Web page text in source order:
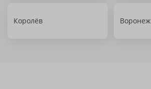
Королёв Воронеж